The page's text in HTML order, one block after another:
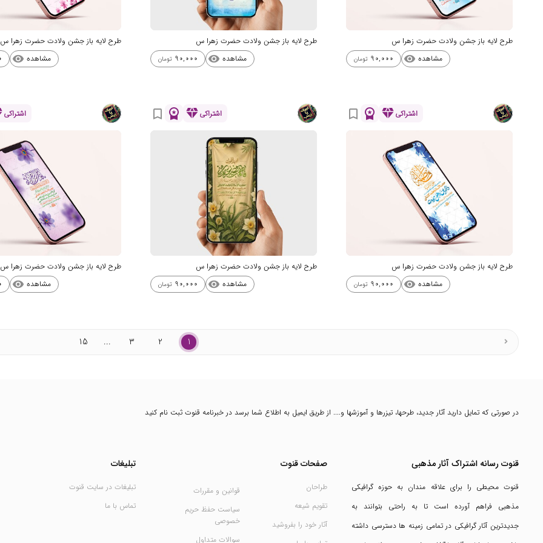
طرح لایه باز جشن ولادت حضرت زهرا س
مشاهده visibility
90,000 تومان
طرح لایه باز جشن ولادت حضرت زهرا س
مشاهده visibility
90,000 تومان
طرح لایه باز جشن ولادت حضرت زهرا س
مشاهده visibility
اشتراکیdiamond
workspace_premium
bookmark_border
طرح لایه باز جشن ولادت حضرت زهرا س
مشاهده visibility
90,000 تومان
اشتراکیdiamond
workspace_premium
bookmark_border
طرح لایه باز جشن ولادت حضرت زهرا س
مشاهده visibility
90,000 تومان
اشتراکی
طرح لایه باز جشن ولادت حضرت زهرا س
مشاهده visibility
1
2
3
...
15
در صورتی که تمایل دارید آثار جدید، طرحها، تیزرها و آموزشها و.... از طریق ایمیل به اطلاع شما برسد در خبرنامه قنوت ثبت نام کنید
قنوت رسانه اشتراک آثار مذهبی
قنوت محیطی را برای علاقه مندان به حوزه گرافیکی
مذهبی فراهم آورده است تا به راحتی بتوانند به
جدیدترین آثار گرافیکی در تمامی زمینه ها دسترسی داشته
صفحات قنوت
طراحان
تقویم شیعه
آثار خود را بفروشید
قوانین و مقررات
سیاست حفظ حریم
خصوصی
سوالات متداول
تبلیغات
تبلیغات در سایت قنوت
تماس با ما